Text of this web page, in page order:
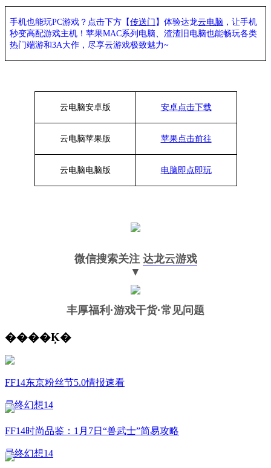
手机也能玩PC游戏？点击下方【传送门 】体验达龙云电脑 ，让手机
秒变高配游戏主机 ！苹果MAC系列电脑、渣渣旧电脑也能畅玩各类
热门端游和3A大作， 尽享云游戏极致魅力~
云电脑安卓版 安卓点击下载
云电脑苹果版 苹果点击前往
云电脑电脑版 电脑即点即玩
微信搜索关注 达龙云游戏
▼
丰厚福利 ·游戏干货·常见问题
����Ķ�
FF14东京粉丝节5.0情报速看
最终幻想14
FF14时尚品鉴：1月7日“兽武士”简易攻略
最终幻想14